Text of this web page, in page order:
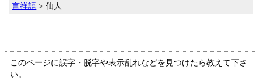
言祥語 > 仙人
このページに誤字・脱字や表示乱れなどを見つけたら教えて下さ
い。